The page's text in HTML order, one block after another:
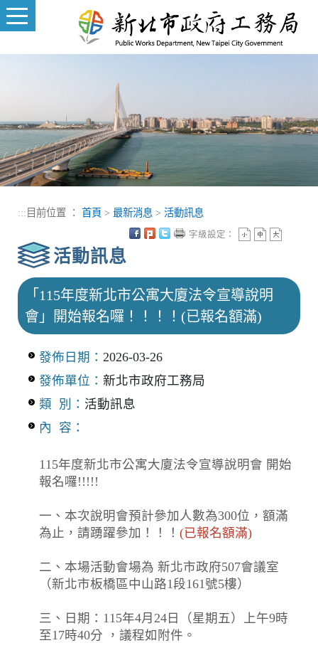
進入內容區塊
::: 目前位置 ： 首頁 > 最新消息 > 活動訊息
活動訊息
字級設定：
「115年度新北市公寓大廈法令宣導說明
會」開始報名囉！！！！(已報名額滿)
發佈日期： 2026-03-26
發佈單位： 新北市政府工務局
類 別： 活動訊息
內 容：
115年度新北市公寓大廈法令宣導說明會 開始
報名囉!!!!!
一、本次說明會預計參加人數為300位，額滿
為止，請踴躍參加！！！ (已報名額滿)
二、本場活動會場為 新北市政府507會議室
（新北市板橋區中山路1段161號5樓）
三、日期：115年4月24日（星期五）上午9時
至17時40分 ，議程如附件。